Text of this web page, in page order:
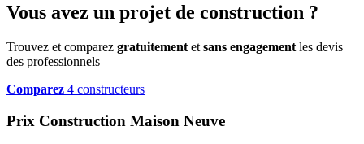
Vous avez un projet de construction ?
Trouvez et comparez gratuitement et sans engagement les devis
des professionnels
Comparez 4 constructeurs
Prix Construction Maison Neuve